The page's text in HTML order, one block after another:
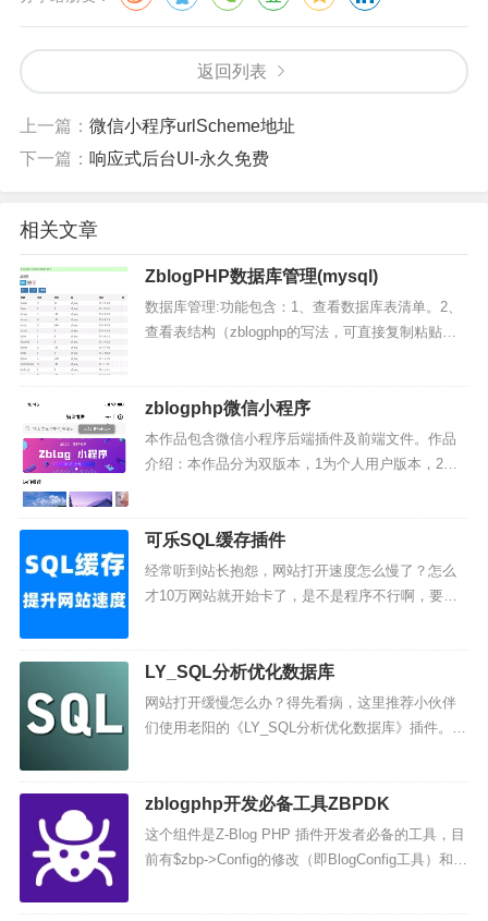
返回列表
上一篇： 微信小程序urlScheme地址
下一篇： 响应式后台UI-永久免费
相关文章
ZblogPHP数据库管理(mysql)
数据库管理:功能包含：1、查看数据库表清单。2、
查看表结构（zblogphp的写法，可直接复制粘贴）
zblogphp微信小程序
本作品包含微信小程序后端插件及前端文件。作品
介绍：本作品分为双版本，1为个人用户版本，2为
章评论、ad流量主、更多...
可乐SQL缓存插件
经常听到站长抱怨，网站打开速度怎么慢了？怎么
才10万网站就开始卡了，是不是程序不行啊，要怎
的因素真的是太多了，众所...
LY_SQL分析优化数据库
网站打开缓慢怎么办？得先看病，这里推荐小伙伴
们使用老阳的《LY_SQL分析优化数据库》插件。开
优化。快速明了的...
zblogphp开发必备工具ZBPDK
这个组件是Z-Blog PHP 插件开发者必备的工具，目
前有$zbp->Config的修改（即BlogConfig工具）和查